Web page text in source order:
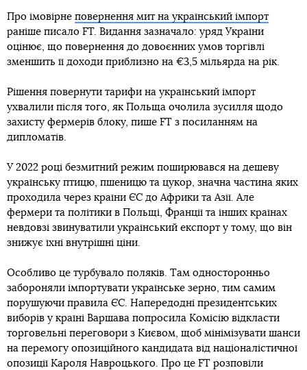
Про імовірне повернення мит на український імпорт
раніше писало FT. Видання зазначало: уряд України
оцінює, що повернення до довоєнних умов торгівлі
зменшить її доходи приблизно на €3,5 мільярда на рік.
Рішення повернути тарифи на український імпорт
ухвалили після того, як Польща очолила зусилля щодо
захисту фермерів блоку, пише FT з посиланням на
дипломатів.
У 2022 році безмитний режим поширювався на дешеву
українську птицю, пшеницю та цукор, значна частина яких
проходила через країни ЄС до Африки та Азії. Але
фермери та політики в Польщі, Франції та інших країнах
невдовзі звинуватили український експорт у тому, що він
знижує їхні внутрішні ціни.
Особливо це турбувало поляків. Там односторонньо
забороняли імпортувати українське зерно, тим самим
порушуючи правила ЄС. Напередодні президентських
виборів у країні Варшава попросила Комісію відкласти
торговельні переговори з Києвом, щоб мінімізувати шанси
на перемогу опозиційного кандидата від націоналістичної
опозиції Кароля Навроцького. Про це FT розповіли